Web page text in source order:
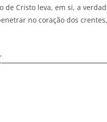
Cristo leva, em si, a
no coração dos